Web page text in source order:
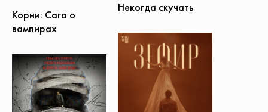
Некогда скучать
Корни: Сага о
вампирах